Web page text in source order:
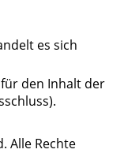
es sich
den Inhalt der
Alle Rechte